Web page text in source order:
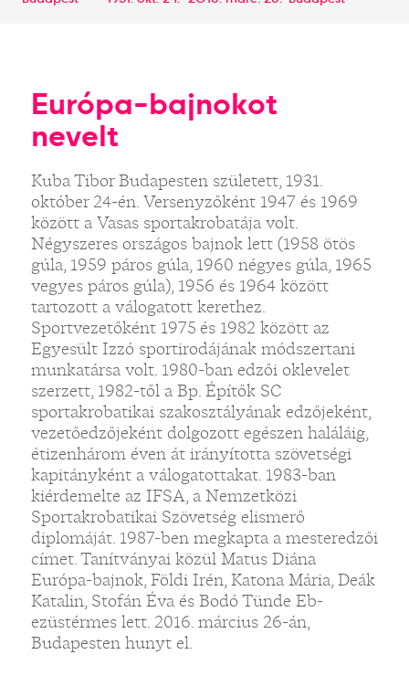
Európa-bajnokot
nevelt
Kuba Tibor Budapesten született, 1931.
október 24-én. Versenyzőként 1947 és 1969
között a Vasas sportakrobatája volt.
Négyszeres országos bajnok lett (1958 ötös
gúla, 1959 páros gúla, 1960 négyes gúla, 1965
vegyes páros gúla), 1956 és 1964 között
tartozott a válogatott kerethez.
Sportvezetőként 1975 és 1982 között az
Egyesült Izzó sportirodájának módszertani
munkatársa volt. 1980-ban edzői oklevelet
szerzett, 1982-től a Bp. Építők SC
sportakrobatikai szakosztályának edzőjeként,
vezetőedzőjeként dolgozott egészen haláláig,
étizenhárom éven át irányította szövetségi
kapitányként a válogatottakat. 1983-ban
kiérdemelte az IFSA, a Nemzetközi
Sportakrobatikai Szövetség elismerő
diplomáját. 1987-ben megkapta a mesteredzői
címet. Tanítványai közül Matus Diána
Európa-bajnok, Földi Irén, Katona Mária, Deák
Katalin, Stofán Éva és Bodó Tünde Eb-
ezüstérmes lett. 2016. március 26-án,
Budapesten hunyt el.